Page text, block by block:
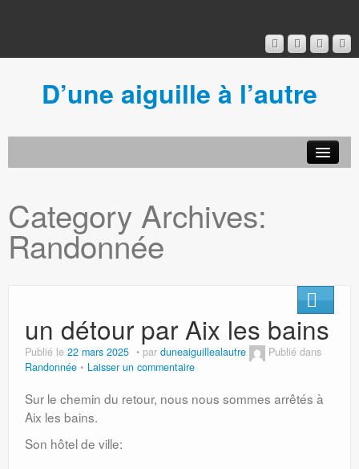
D’une aiguille à l’autre
Connexion
Category Archives:
Randonnée
un détour par Aix les bains
Publié le 22 mars 2025 par duneaiguillealautre
Publié dans
Randonnée
Laisser un commentaire
Sur le chemin du retour, nous nous sommes arrêtés à
Aix les bains.
Son hôtel de ville: